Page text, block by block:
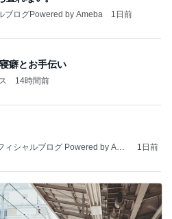
ブログPowered by Ameba 1日前
癖とお手伝い
14時間前
ィシャルブログ Powered by Ame
1日前